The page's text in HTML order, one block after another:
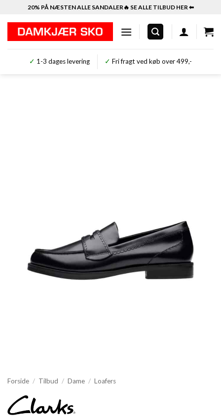
indhold
20% PÅ NÆSTEN ALLE SANDALER🔥 SE ALLE TILBUD HER ⬅︎
✓ 1-3 dages levering ✓ Fri fragt ved køb over 499,-
Forside / Tilbud / Dame / Loafers